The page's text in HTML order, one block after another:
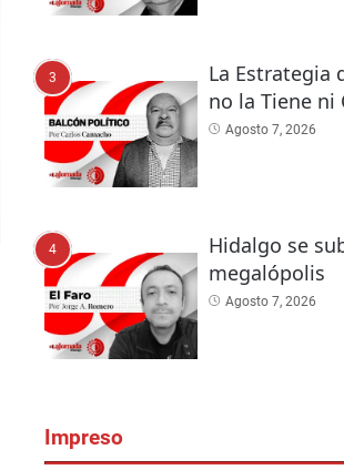
3
La Estrategia
no la Tiene ni
Agosto 7, 2026
4
Hidalgo se
megalópolis
Agosto 7, 2026
Impreso